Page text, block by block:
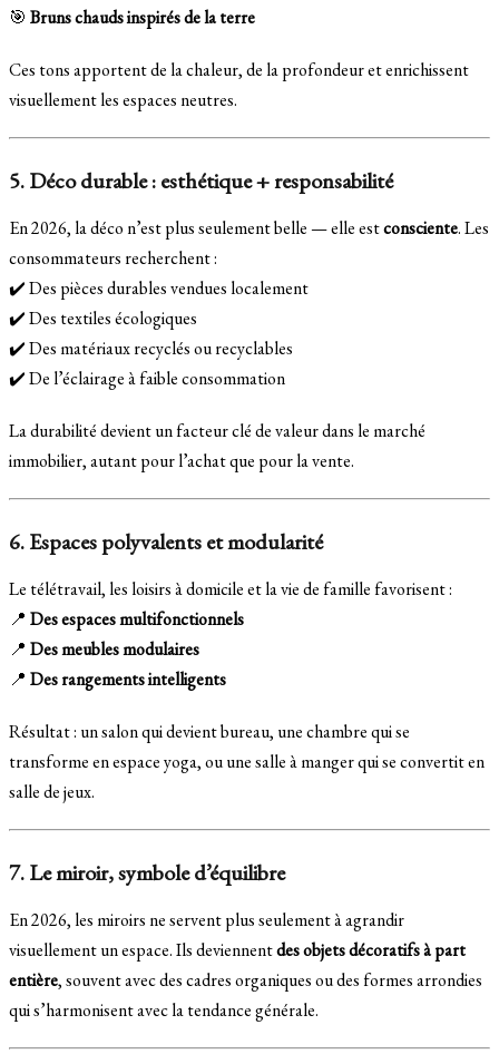
🎯 Bruns chauds inspirés de la terre
Ces tons apportent de la chaleur, de la profondeur et enrichissent
visuellement les espaces neutres.
5. Déco durable : esthétique + responsabilité
En 2026, la déco n’est plus seulement belle — elle estconsciente. Les
consommateurs recherchent :
✔️ Des pièces durables vendues localement
✔️ Des textiles écologiques
✔️ Des matériaux recyclés ou recyclables
✔️ De l’éclairage à faible consommation
La durabilité devient un facteur clé de valeur dans le marché
immobilier, autant pour l’achat que pour la vente.
6. Espaces polyvalents et modularité
Le télétravail, les loisirs à domicile et la vie de famille favorisent :
📍 Des espaces multifonctionnels
📍 Des meubles modulaires
📍 Des rangements intelligents
Résultat : un salon qui devient bureau, une chambre qui se
transforme en espace yoga, ou une salle à manger qui se convertit en
salle de jeux.
7. Le miroir, symbole d’équilibre
En 2026, les miroirs ne servent plus seulement à agrandir
visuellement un espace. Ils deviennentdes objets décoratifs à part
entière, souvent avec des cadres organiques ou des formes arrondies
qui s’harmonisent avec la tendance générale.